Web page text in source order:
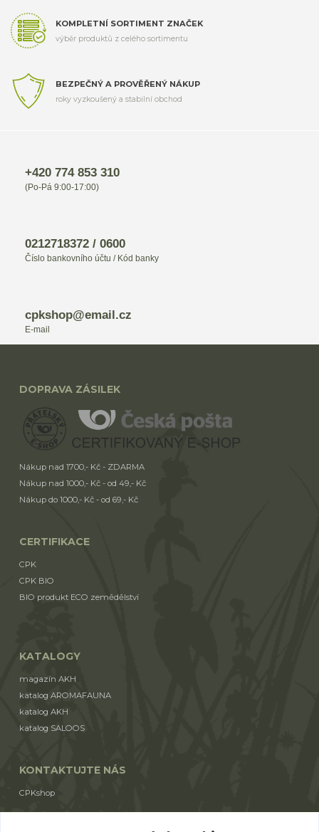
KOMPLETNÍ SORTIMENT ZNAČEK
výběr produktů z celého sortimentu
BEZPEČNÝ A PROVĚŘENÝ NÁKUP
roky vyzkoušený a stabilní obchod
+420 774 853 310
(Po-Pá 9:00-17:00)
0212718372 / 0600
Číslo bankovního účtu / Kód banky
cpkshop@email.cz
E-mail
DOPRAVA ZÁSILEK
Nákup nad 1700,- Kč - ZDARMA
Nákup nad 1000,- Kč - od 49,- Kč
Nákup do 1000,- Kč - od 69,- Kč
CERTIFIKACE
CPK
CPK BIO
BIO produkt ECO zemědělství
KATALOGY
magazín AKH
katalog AROMAFAUNA
katalog AKH
katalog SALOOS
KONTAKTUJTE NÁS
CPKshop